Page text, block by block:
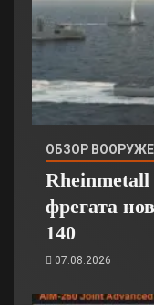
ОБЗОР
Rheinmetall
фрегата
140
07.08.2026